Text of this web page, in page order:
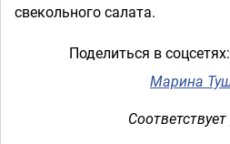
свекольного салата.
Поделиться в соцсетях:
Марина
Соответствует